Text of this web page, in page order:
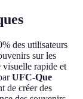
des utilisateurs
sur les
visuelle rapide et
UFC-Que
de créer des